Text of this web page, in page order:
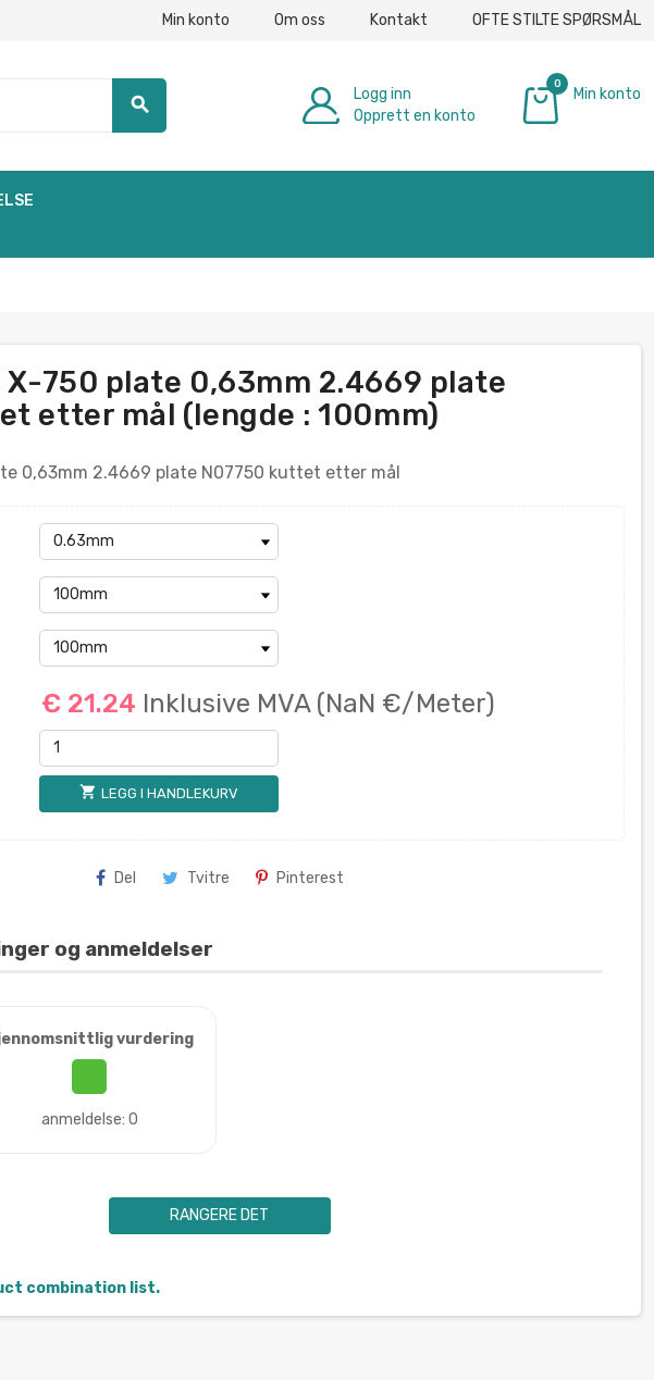
Min konto Om oss Kontakt OFTE STILTE SPØRSMÅL
search
Logg inn
Opprett en konto
0
Min konto
X-750 plate 0,63mm 2.4669 plate
etter mål (lengde : 100mm)
0,63mm 2.4669 plate N07750 kuttet etter mål
€ 21.24 Inklusive MVA (NaN €/Meter)
shopping_cart LEGG I HANDLEKURV
Del Tvitre Pinterest
og anmeldelser
vurdering
anmeldelse: 0
RANGERE DET
combination list.